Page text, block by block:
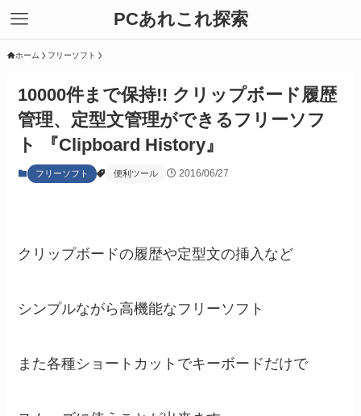
PCあれこれ探索
ホーム フリーソフト
10000件まで保持!! クリップボード履歴
管理、定型文管理ができるフリーソフ
ト 『Clipboard History』
フリーソフト 便利ツール 2016/06/27
クリップボードの履歴や定型文の挿入など
シンプルながら高機能なフリーソフト
また各種ショートカットでキーボードだけで